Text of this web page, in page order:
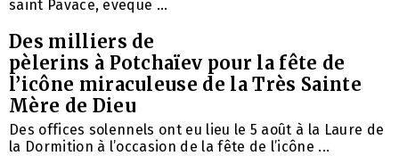
saint Pavace, évêque ...
Des milliers de
pèlerins à Potchaïev pour la fête de
l’icône miraculeuse de la Très Sainte
Mère de Dieu
Des offices solennels ont eu lieu le 5 août à la Laure de
la Dormition à l’occasion de la fête de l’icône ...